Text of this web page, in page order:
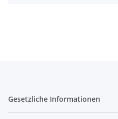
Gesetzliche Informationen